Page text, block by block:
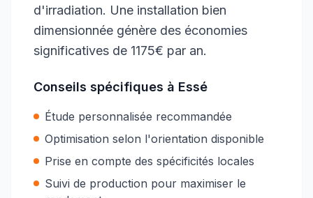
d'irradiation. Une installation bien
dimensionnée génère des économies
significatives de 1175€ par an.
Conseils spécifiques à Essé
Étude personnalisée recommandée
Optimisation selon l'orientation disponible
Prise en compte des spécificités locales
Suivi de production pour maximiser le